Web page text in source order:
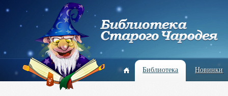
Библиотека Новинки